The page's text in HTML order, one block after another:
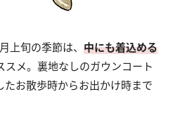
上旬の季節は、 中にも着込める
スメ。裏地なしのガウンコート
お散歩時からお出かけ時まで